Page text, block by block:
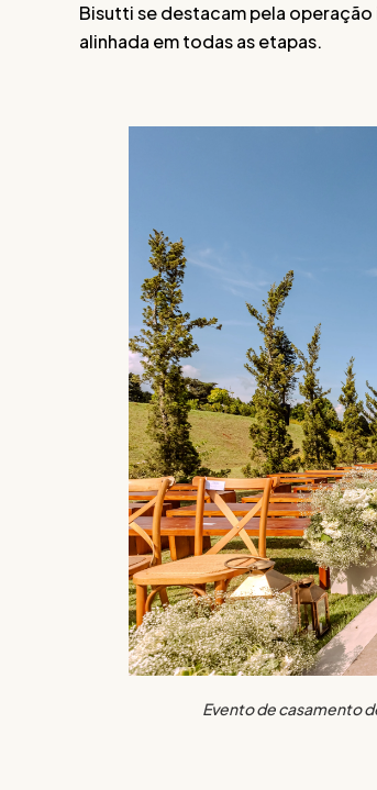
Bisutti se destacam pela
alinhada em todas as etapas.
Evento de casamento